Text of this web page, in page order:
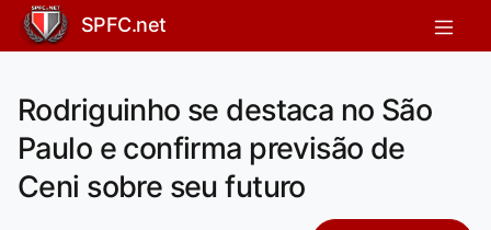
SPFC.net
Rodriguinho se destaca no São
Paulo e confirma previsão de
Ceni sobre seu futuro